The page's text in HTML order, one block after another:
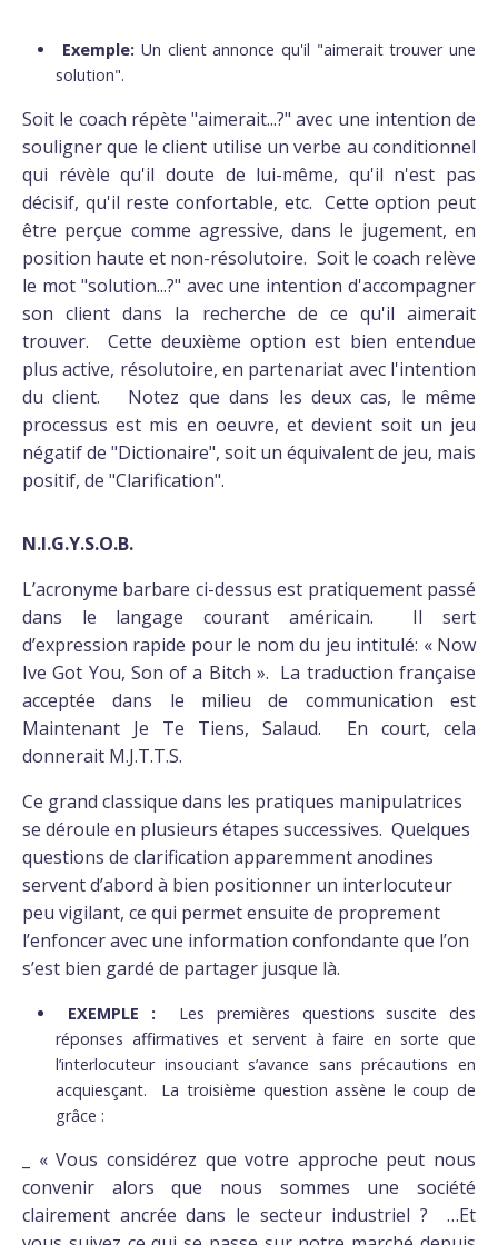
Exemple: Un client annonce qu'il "aimerait trouver une
solution".
Soit le coach répète "aimerait...?" avec une intention de
souligner que le client utilise un verbe au conditionnel
qui révèle qu'il doute de lui-même, qu'il n'est pas
décisif, qu'il reste confortable, etc. Cette option peut
être perçue comme agressive, dans le jugement, en
position haute et non-résolutoire. Soit le coach relève
le mot "solution...?" avec une intention d'accompagner
son client dans la recherche de ce qu'il aimerait
trouver. Cette deuxième option est bien entendue
plus active, résolutoire, en partenariat avec l'intention
du client. Notez que dans les deux cas, le même
processus est mis en oeuvre, et devient soit un jeu
négatif de "Dictionaire", soit un équivalent de jeu, mais
positif, de "Clarification".
N.I.G.Y.S.O.B.
L’acronyme barbare ci-dessus est pratiquement passé
dans le langage courant américain. Il sert
d’expression rapide pour le nom du jeu intitulé: « Now
Ive Got You, Son of a Bitch ». La traduction française
acceptée dans le milieu de communication est
Maintenant Je Te Tiens, Salaud. En court, cela
donnerait M.J.T.T.S.
Ce grand classique dans les pratiques manipulatrices
se déroule en plusieurs étapes successives. Quelques
questions de clarification apparemment anodines
servent d’abord à bien positionner un interlocuteur
peu vigilant, ce qui permet ensuite de proprement
l’enfoncer avec une information confondante que l’on
s’est bien gardé de partager jusque là.
EXEMPLE : Les premières questions suscite des
réponses affirmatives et servent à faire en sorte que
l’interlocuteur insouciant s’avance sans précautions en
acquiesçant. La troisième question assène le coup de
grâce :
_ « Vous considérez que votre approche peut nous
convenir alors que nous sommes une société
clairement ancrée dans le secteur industriel ? …Et